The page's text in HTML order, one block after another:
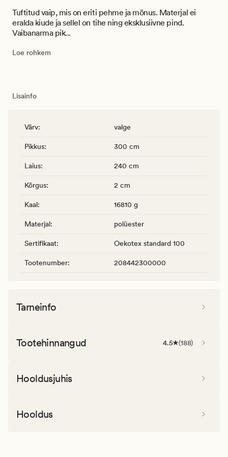
Tuftitud vaip, mis on eriti pehme ja mõnus. Materjal ei
eralda kiude ja sellel on tihe ning eksklusiivne pind.
Vaibanarma pik...
Loe rohkem
Lisainfo
Värv: valge
Pikkus: 300 cm
Laius: 240 cm
Kõrgus: 2 cm
Kaal: 16810 g
Materjal: polüester
Sertifikaat: Oekotex standard 100
Tootenumber: 208442300000
Tarneinfo
Tootehinnangud 4.5 (188)
Hooldusjuhis
Hooldus